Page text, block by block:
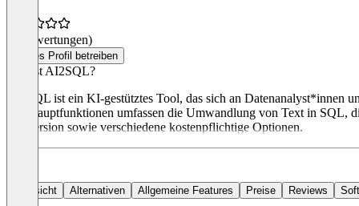
(0 Bewertungen)
Dieses Profil betreiben
Was ist AI2SQL?
AI2SQL ist ein KI-gestütztes Tool, das sich an
Die Hauptfunktionen umfassen die Umwandlung von Text in SQL,
Testversion sowie verschiedene kostenpflichtige Optionen.
Übersicht Alternativen Allgemeine Features Preise Reviews